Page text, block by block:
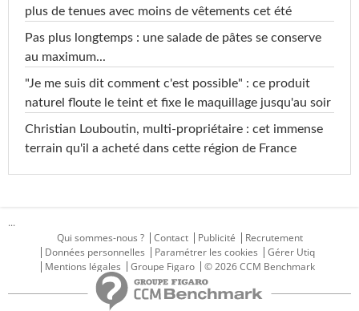
plus de tenues avec moins de vêtements cet été
Pas plus longtemps : une salade de pâtes se conserve
au maximum...
"Je me suis dit comment c'est possible" : ce produit
naturel floute le teint et fixe le maquillage jusqu'au soir
Christian Louboutin, multi-propriétaire : cet immense
terrain qu'il a acheté dans cette région de France
...
Qui sommes-nous ?
Contact Publicité
Recrutement
Données personnelles
Paramétrer les cookies
Gérer Utiq
Mentions légales
Groupe Figaro © 2026 CCM Benchmark